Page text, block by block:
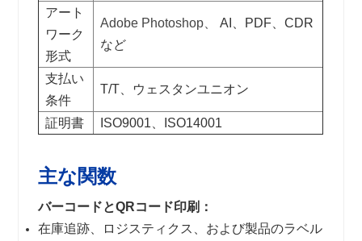
アート
ワーク
形式
Adobe Photoshop、AI、PDF、CDR
など
支払い
条件
T/T、ウェスタンユニオン
証明書 ISO9001、ISO14001
主な関数
バーコードとQRコード印刷：
在庫追跡、ロジスティクス、および製品のラベル